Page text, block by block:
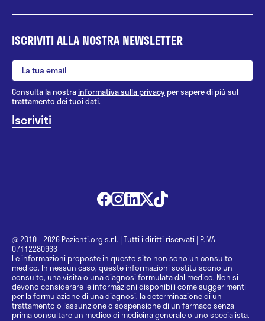
ISCRIVITI ALLA NOSTRA NEWSLETTER
Consulta la nostrainformativa sulla privacy per sapere di più sul
trattamento dei tuoi dati.
@ 2010 - 2026 Pazienti.org s.r.l. | Tutti i diritti riservati | P.IVA
07112280966
Le informazioni proposte in questo sito non sono un consulto
medico. In nessun caso, queste informazioni sostituiscono un
consulto, una visita o una diagnosi formulata dal medico. Non si
devono considerare le informazioni disponibili come suggerimenti
per la formulazione di una diagnosi, la determinazione di un
trattamento o l’assunzione o sospensione di un farmaco senza
prima consultare un medico di medicina generale o uno specialista.